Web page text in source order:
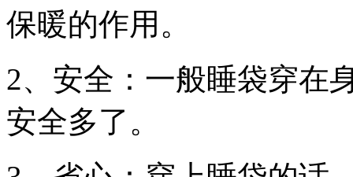
保暖的作用。
2、安全：一般睡袋穿在
安全多了。